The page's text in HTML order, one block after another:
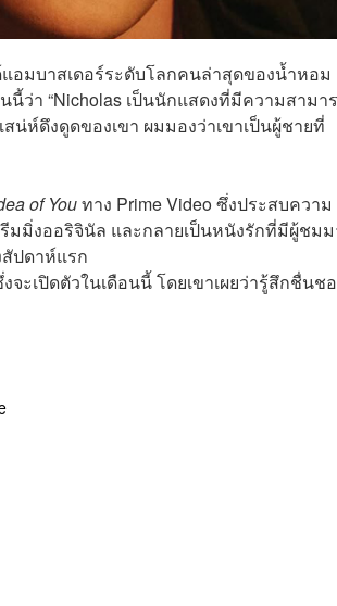
อมบาสเดอร์ระดับโลกคนล่าสุดของน้ำหอม
นี้ว่า “Nicholas เป็นนักแสดงที่มีความสามา
ห์ดึงดูดของเขา ผมมองว่าเขาเป็นผู้ชายที่
of Youทาง Prime Video ซึ่งประสบความ
มมิ่งออริจินัล และกลายเป็นหนังรักที่มีผู้ชม
ปดาห์แรก
ะเปิดตัวในเดือนนี้ โดยเขาเผยว่ารู้สึกชื่นช